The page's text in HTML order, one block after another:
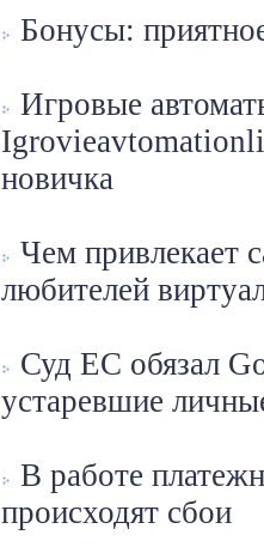
Бонусы:
Игровые
новичка
Чем привлекает
любителей
Суд ЕС обязал
устаревшие
В работе
происходят сбои